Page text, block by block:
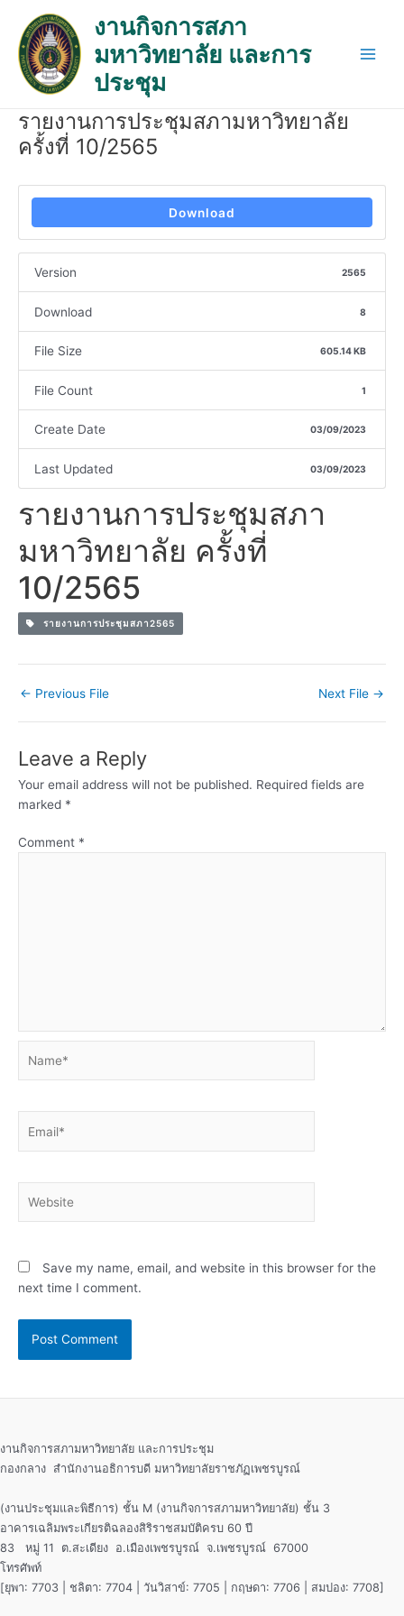
content
งานกิจการสภา
มหาวิทยาลัย และการ
ประชุม
รายงานการประชุมสภามหาวิทยาลัย
ครั้งที่ 10/2565
Download
Version 2565
Download 8
File Size 605.14 KB
File Count 1
Create Date 03/09/2023
Last Updated 03/09/2023
รายงานการประชุมสภา
มหาวิทยาลัย ครั้งที่
10/2565
รายงานการประชุมสภา2565
navigation
← Previous File Next File →
Leave a Reply
Your email address will not be published. Required fields are
marked *
Comment *
Save my name, email, and website in this browser for the
next time I comment.
งานกิจการสภามหาวิทยาลัย และการประชุม
กองกลาง สำนักงานอธิการบดี มหาวิทยาลัยราชภัฏเพชรบูรณ์
(งานประชุมและพิธีการ) ชั้น M (งานกิจการสภามหาวิทยาลัย) ชั้น 3
อาคารเฉลิมพระเกียรติฉลองสิริราชสมบัติครบ 60 ปี
83 หมู่ 11 ต.สะเดียง อ.เมืองเพชรบูรณ์ จ.เพชรบูรณ์ 67000
โทรศัพท์
[ยุพา: 7703 | ชลิตา: 7704 | วันวิสาข์: 7705 | กฤษดา: 7706 | สมปอง: 7708]